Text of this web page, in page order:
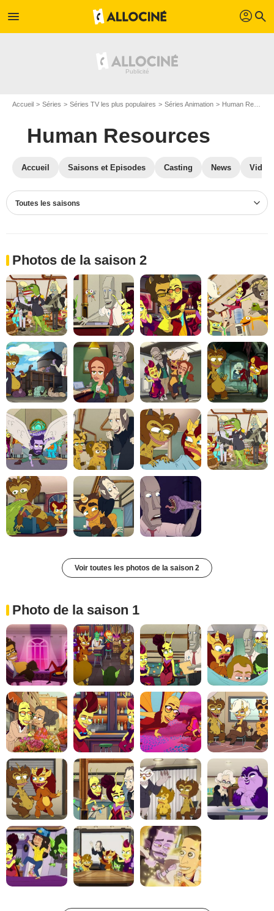
menu profil search
Accueil Séries Séries TV les plus populaires Séries Animation Human Resources
Human Resources
Accueil Saisons et Episodes Casting News
Toutes les saisons
Photos de la saison 2
Voir toutes les photos de la saison 2
Photo de la saison 1